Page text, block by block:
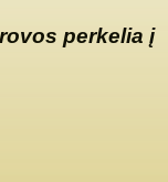
perkelia į